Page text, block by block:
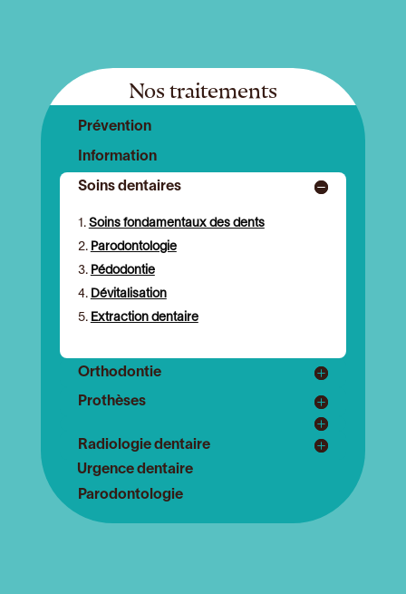
Nos traitements
Prévention
Information
Soins dentaires
Soins fondamentaux des dents
Parodontologie
Pédodontie
Dévitalisation
Extraction dentaire
Orthodontie
Prothèses
Radiologie dentaire
Urgence dentaire
Parodontologie